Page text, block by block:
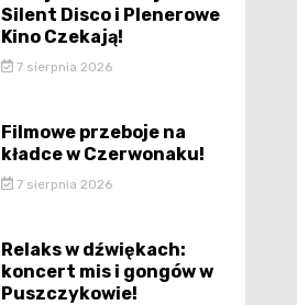
Silent Disco i Plenerowe
Kino Czekają!
7 sierpnia 2026
Filmowe przeboje na
kładce w Czerwonaku!
7 sierpnia 2026
Relaks w dźwiękach:
koncert mis i gongów w
Puszczykowie!